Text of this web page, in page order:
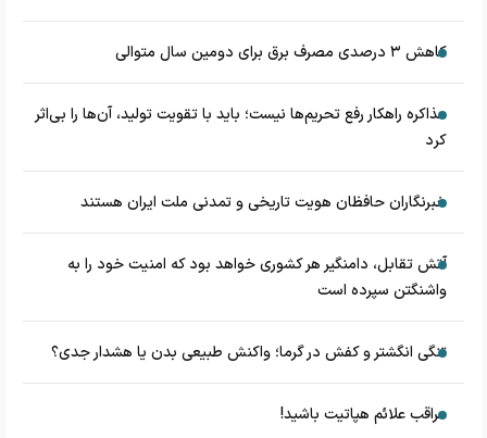
کاهش ۳ درصدی مصرف برق برای دومین سال متوالی
مذاکره راهکار رفع تحریم‌ها نیست؛ باید با تقویت تولید، آن‌ها را بی‌اثر
کرد
خبرنگاران حافظان هویت تاریخی و تمدنی ملت ایران هستند
آتش تقابل، دامنگیر هر کشوری خواهد بود که امنیت خود را به
واشنگتن سپرده است
تنگی انگشتر و کفش در گرما؛ واکنش طبیعی بدن یا هشدار جدی؟
مراقب علائم هپاتیت باشید!